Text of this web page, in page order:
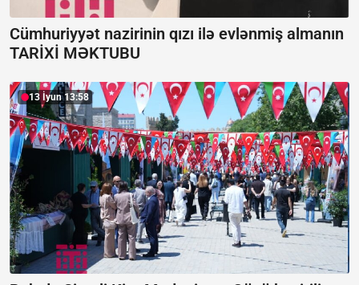
Cümhuriyyət nazirinin qızı ilə evlənmiş almanın
TARİXİ MƏKTUBU
13 İyun 13:58